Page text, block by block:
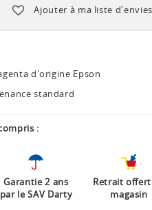
Ajouter à ma liste d'envies
d'origine Epson
standard
:
Garantie 2 ans
par le SAV Darty
Retrait
magasin